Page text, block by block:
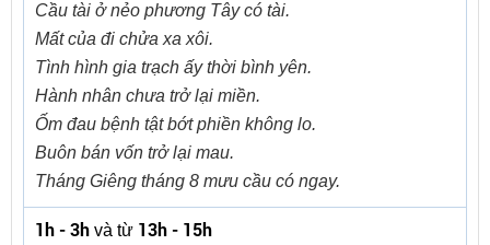
Cầu tài ở nẻo phương Tây có tài.
Mất của đi chửa xa xôi.
Tình hình gia trạch ấy thời bình yên.
Hành nhân chưa trở lại miền.
Ốm đau bệnh tật bớt phiền không lo.
Buôn bán vốn trở lại mau.
Tháng Giêng tháng 8 mưu cầu có ngay.
1h - 3h và từ 13h - 15h